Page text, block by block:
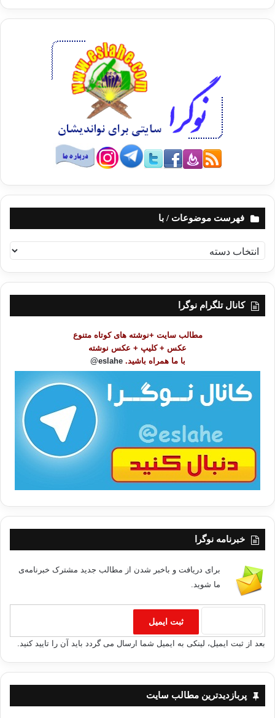
فهرست موضوعات / با
ه
ر
کانال تلگرام نوگرا
مطالب سایت +نوشته های کوتاه متنوع
عکس + کلیپ + عکس نوشته
با ما همراه باشید. eslahe@
خبرنامه نوگرا
برای دریافت و باخبر شدن از مطالب جدید مشترک خبرنامه‌ی
ما شوید.
بعد از ثبت ایمیل، لینکی به ایمیل شما ارسال می گردد باید آن را تایید کنید.
پربازدیدترین مطالب سایت